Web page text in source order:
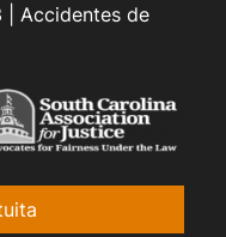
| Accidentes de